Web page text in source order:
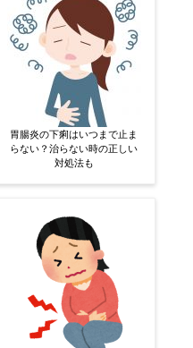
胃腸炎の下痢はいつまで止ま
らない？治らない時の正しい
対処法も